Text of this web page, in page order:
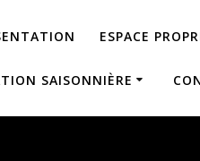
ESPACE
SAISONNIÈRE